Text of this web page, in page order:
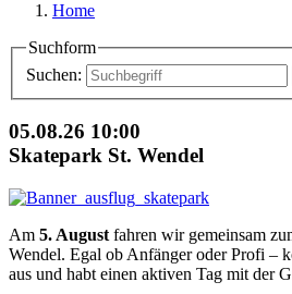
Home
Suchform
Suchen:
05.08.26 10:00
Skatepark St. Wendel
Am 5. August fahren wir gemeinsam
Wendel. Egal ob Anfänger oder Profi –
aus und habt einen aktiven Tag mit der